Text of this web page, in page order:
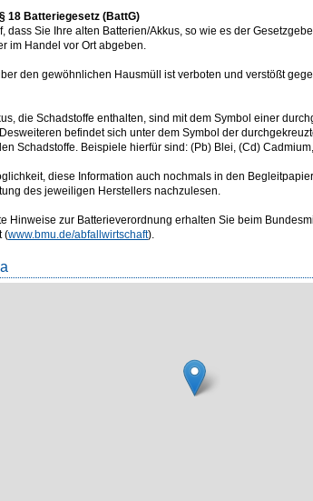
18 Batteriegesetz (BattG)
dass Sie Ihre alten Batterien/Akkus, so wie es der
im Handel vor Ort abgeben.
den gewöhnlichen Hausmüll ist verboten und verstößt
die Schadstoffe enthalten, sind mit dem Symbol einer
befindet sich unter dem Symbol der
Schadstoffe. Beispiele hierfür sind: (Pb) Blei, (Cd)
diese Information auch nochmals in den
des jeweiligen Herstellers nachzulesen.
Hinweise zur Batterieverordnung erhalten Sie beim
(www.bmu.de/abfallwirtschaft).